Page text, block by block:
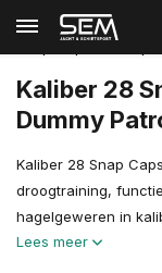
Terug Home
Kaliber 28
Dummy
Kaliber 28 Snap
droogtraining,
hagelgeweren in
Lees meer